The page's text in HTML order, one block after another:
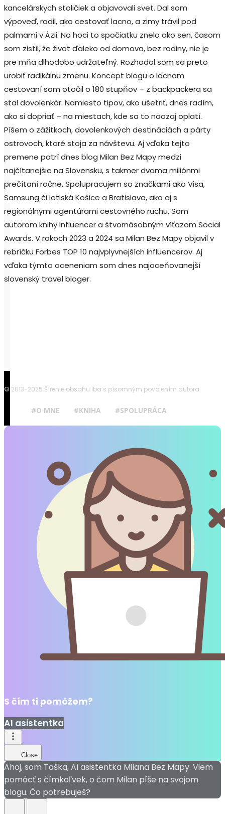
kancelárskych stoličiek a objavovali svet. Dal som
výpoveď, radil, ako cestovať lacno, a zimy trávil pod
palmami v Ázii. No hoci to spočiatku znelo ako sen, časom
som zistil, že život ďaleko od domova, bez rodiny, nie je
pre mňa dlhodobo udržateľný. Rozhodol som sa preto
urobiť radikálnu zmenu. Koncept blogu o lacnom
cestovaní som otočil o 180 stupňov – z backpackera sa
stal dovolenkár. Namiesto tipov, ako ušetriť, dnes radím,
ako si dopriať – na miestach, kde sa to naozaj oplatí.
Píšem o zážitkoch, dovolenkových destináciách a párty
ostrovoch, ktoré stoja za návštevu. Aj vďaka tejto
premene patrí dnes blog Milan Bez Mapy medzi
najčítanejšie na Slovensku, s takmer dvoma miliónmi
prečítaní ročne. Spolupracujem so značkami ako Visa,
Samsung či letiská Košice a Bratislava, ako aj s
regionálnymi agentúrami cestovného ruchu. Som
autorom knihy Influencer a štvornásobným víťazom Social
Awards. V rokoch 2023 a 2024 sa Milan Bez Mapy objavil v
rebríčku Forbes TOP 10 najvplyvnejších influencerov. Aj
vďaka týmto oceneniam som dnes najoceňovanejší
slovenský travel bloger.
© 2013-2025 Šírenie obsahu iba s písomným povolením autora.
#O MNE #KNIHA #SPOLUPRÁCA
S čím ti pomôžem?
AI asistentka
Close
Ahoj, som Taška, AI asistentka Milana Bez Mapy. Viem
pomôcť s čímkoľvek, o čom Milan píše na svojom
blogu. Čo potrebuješ?